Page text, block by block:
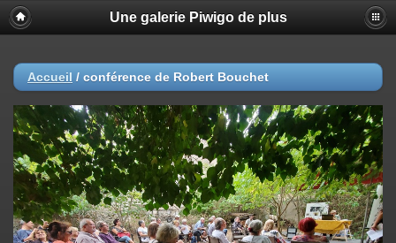
Une galerie Piwigo de plus
Accueil / conférence de Robert Bouchet